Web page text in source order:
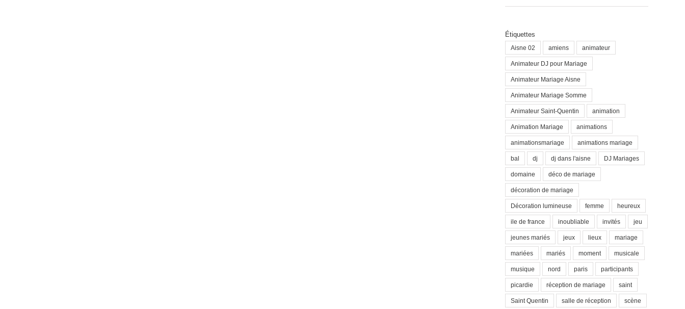
Étiquettes
Aisne 02 amiens animateur
Animateur DJ pour Mariage
Animateur Mariage Aisne
Animateur Mariage Somme
Animateur Saint-Quentin animation
Animation Mariage animations
animationsmariage animations mariage
bal dj dj dans l'aisne DJ Mariages
domaine déco de mariage
décoration de mariage
Décoration lumineuse femme heureux
ile de france inoubliable invités jeu
jeunes mariés jeux lieux mariage
mariées mariés moment musicale
musique nord paris participants
picardie réception de mariage saint
Saint Quentin salle de réception scène